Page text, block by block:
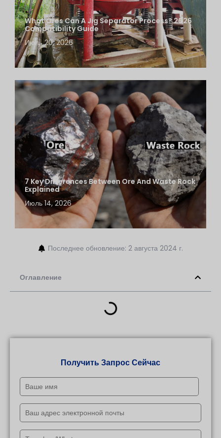
What Ores Can A Jig Separator Process? 2026
Compatibility Guide
Июль 20, 2026
7 Key Differences Between Ore And Waste Rock
Explained
Июль 14, 2026
Последнее обновление: 2 августа 2024 г.
Оглавление
Получить Запрос Сейчас